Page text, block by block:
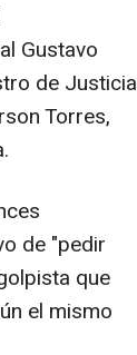
Gustavo
de Justicia
Torres,
de "pedir
que
el mismo